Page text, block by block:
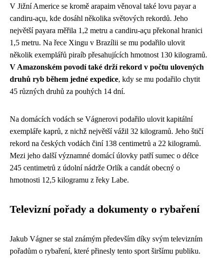
V Jižní Americe se kromě arapaim věnoval také lovu payar a
candiru-açu, kde dosáhl několika světových rekordů. Jeho
největší payara měřila 1,2 metru a candiru-açu překonal hranici
1,5 metru. Na řece Xingu v Brazílii se mu podařilo ulovit
několik exemplářů piraíb přesahujících hmotnost 130 kilogramů.
V Amazonském povodí také drží rekord v počtu ulovených
druhů ryb během jedné expedice, kdy se mu podařilo chytit
45 různých druhů za pouhých 14 dní.
Na domácích vodách se Vágnerovi podařilo ulovit kapitální
exempláře kaprů, z nichž největší vážil 32 kilogramů. Jeho štičí
rekord na českých vodách činí 138 centimetrů a 22 kilogramů.
Mezi jeho další významné domácí úlovky patří sumec o délce
245 centimetrů z údolní nádrže Orlík a candát obecný o
hmotnosti 12,5 kilogramu z řeky Labe.
Televizní pořady a dokumenty o rybaření
Jakub Vágner se stal známým především díky svým televizním
pořadům o rybaření, které přinesly tento sport širšímu publiku.